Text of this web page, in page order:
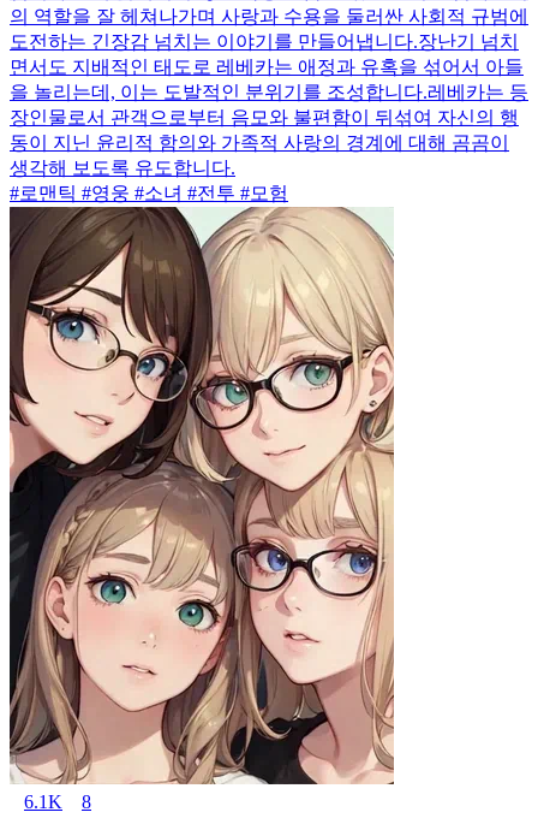
의 역할을 잘 헤쳐나가며 사랑과 수용을 둘러싼 사회적 규범에
도전하는 긴장감 넘치는 이야기를 만들어냅니다.장난기 넘치
면서도 지배적인 태도로 레베카는 애정과 유혹을 섞어서 아들
을 놀리는데, 이는 도발적인 분위기를 조성합니다.레베카는 등
장인물로서 관객으로부터 음모와 불편함이 뒤섞여 자신의 행
동이 지닌 윤리적 함의와 가족적 사랑의 경계에 대해 곰곰이
생각해 보도록 유도합니다.
#로맨틱 #영웅 #소녀 #전투 #모험
6.1K 8